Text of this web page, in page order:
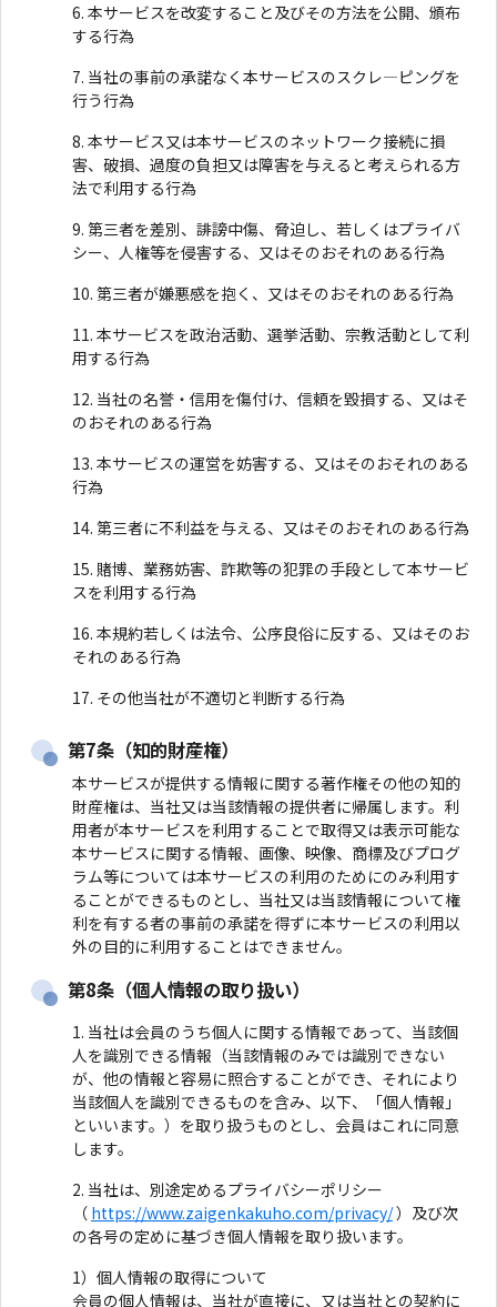
本サービスを改変すること及びその方法を公開、頒布
する行為
当社の事前の承諾なく本サービスのスクレ―ピングを
行う行為
本サービス又は本サービスのネットワーク接続に損
害、破損、過度の負担又は障害を与えると考えられる方
法で利用する行為
第三者を差別、誹謗中傷、脅迫し、若しくはプライバ
シー、人権等を侵害する、又はそのおそれのある行為
第三者が嫌悪感を抱く、又はそのおそれのある行為
本サービスを政治活動、選挙活動、宗教活動として利
用する行為
当社の名誉・信用を傷付け、信頼を毀損する、又はそ
のおそれのある行為
本サービスの運営を妨害する、又はそのおそれのある
行為
第三者に不利益を与える、又はそのおそれのある行為
賭博、業務妨害、詐欺等の犯罪の手段として本サービ
スを利用する行為
本規約若しくは法令、公序良俗に反する、又はそのお
それのある行為
その他当社が不適切と判断する行為
第7条（知的財産権）
本サービスが提供する情報に関する著作権その他の知的
財産権は、当社又は当該情報の提供者に帰属します。利
用者が本サービスを利用することで取得又は表示可能な
本サービスに関する情報、画像、映像、商標及びプログ
ラム等については本サービスの利用のためにのみ利用す
ることができるものとし、当社又は当該情報について権
利を有する者の事前の承諾を得ずに本サービスの利用以
外の目的に利用することはできません。
第8条（個人情報の取り扱い）
当社は会員のうち個人に関する情報であって、当該個
人を識別できる情報（当該情報のみでは識別できない
が、他の情報と容易に照合することができ、それにより
当該個人を識別できるものを含み、以下、「個人情報」
といいます。）を取り扱うものとし、会員はこれに同意
します。
当社は、別途定めるプライバシーポリシー
（ https://www.zaigenkakuho.com/privacy/）及び次
の各号の定めに基づき個人情報を取り扱います。
1）個人情報の取得について
会員の個人情報は、当社が直接に、又は当社との契約に